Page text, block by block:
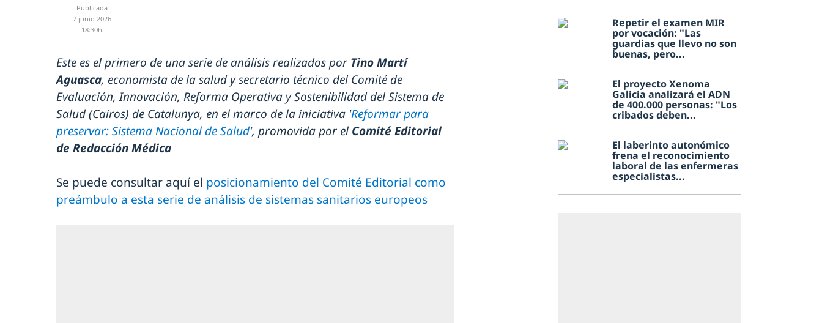
Publicada
7 junio 2026
18:30h
Este es el primero de una serie de análisis realizados por Tino Martí
Aguasca, economista de la salud y secretario técnico del Comité de
Evaluación, Innovación, Reforma Operativa y Sostenibilidad del Sistema de
Salud (Cairos) de Catalunya, en el marco de la iniciativa 'Reformar para
preservar: Sistema Nacional de Salud', promovida por el Comité Editorial
de Redacción Médica
Se puede consultar aquí el posicionamiento del Comité Editorial como
preámbulo a esta serie de análisis de sistemas sanitarios europeos
Repetir el examen MIR
por vocación: "Las
guardias que llevo no son
buenas, pero...
El proyecto Xenoma
Galicia analizará el ADN
de 400.000 personas: "Los
cribados deben...
El laberinto autonómico
frena el reconocimiento
laboral de las enfermeras
especialistas...